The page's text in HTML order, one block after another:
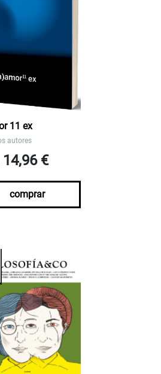
11 ex
autores
€
comprar